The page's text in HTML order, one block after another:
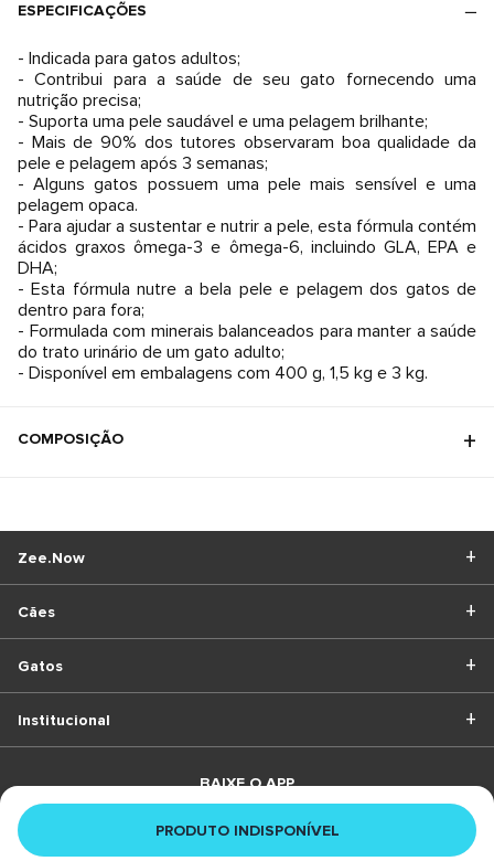
PRODUTO INDISPONÍVEL
ESPECIFICAÇÕES
- Indicada para gatos adultos;
- Contribui para a saúde de seu gato fornecendo uma
nutrição precisa;
- Suporta uma pele saudável e uma pelagem brilhante;
- Mais de 90% dos tutores observaram boa qualidade da
pele e pelagem após 3 semanas;
- Alguns gatos possuem uma pele mais sensível e uma
pelagem opaca.
- Para ajudar a sustentar e nutrir a pele, esta fórmula contém
ácidos graxos ômega-3 e ômega-6, incluindo GLA, EPA e
DHA;
- Esta fórmula nutre a bela pele e pelagem dos gatos de
dentro para fora;
- Formulada com minerais balanceados para manter a saúde
do trato urinário de um gato adulto;
- Disponível em embalagens com 400 g, 1,5 kg e 3 kg.
COMPOSIÇÃO
Cães
Gatos
Zee.Now
Institucional
BAIXE O APP